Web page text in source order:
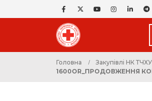
Головна
Закупівлі НК ТЧХУ
1600OR_ПРОДОВЖЕННЯ